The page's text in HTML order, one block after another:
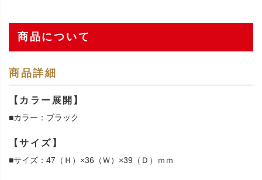
商品について
商品詳細
【カラー展開】
■カラー：ブラック
【サイズ】
■サイズ：47（Ｈ）×36（Ｗ）×39（Ｄ）ｍｍ